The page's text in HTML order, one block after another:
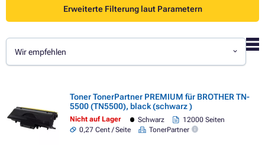
Erweiterte Filterung laut Parametern
Wir empfehlen
Toner TonerPartner PREMIUM für BROTHER TN-
5500 (TN5500), black (schwarz )
Nicht auf Lager Schwarz
12000 Seiten
0,27 Cent / Seite
TonerPartner